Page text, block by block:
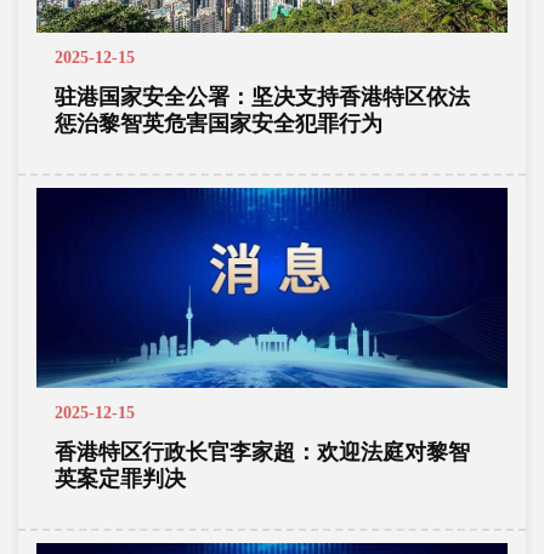
2025-12-15
驻港国家安全公署：坚决支持香港特区依法
惩治黎智英危害国家安全犯罪行为
2025-12-15
香港特区行政长官李家超：欢迎法庭对黎智
英案定罪判决